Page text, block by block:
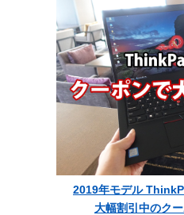
2019年モデル
大幅割引中のク